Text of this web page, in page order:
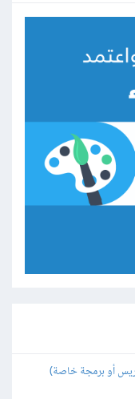
أو برمجة خاصة)